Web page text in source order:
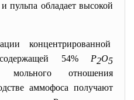
пульпа обладает высокой
концентрированной
54% Р2О5
отношения
аммофоса получают